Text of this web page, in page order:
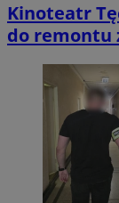
Kinoteatr
do remontu